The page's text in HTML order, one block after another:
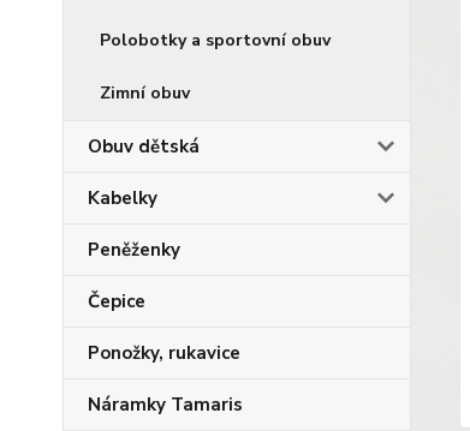
Polobotky a sportovní obuv
Zimní obuv
Obuv dětská
Kabelky
Peněženky
Čepice
Ponožky, rukavice
Náramky Tamaris